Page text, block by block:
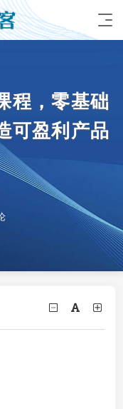
程，零基础
可盈利产品